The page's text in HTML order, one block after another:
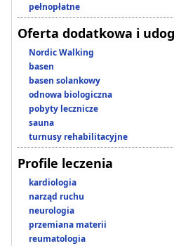
pełnopłatne
Oferta dodatkowa i
Nordic Walking
basen
basen solankowy
odnowa biologiczna
pobyty lecznicze
sauna
turnusy rehabilitacyjne
Profile leczenia
kardiologia
narząd ruchu
neurologia
przemiana materii
reumatologia